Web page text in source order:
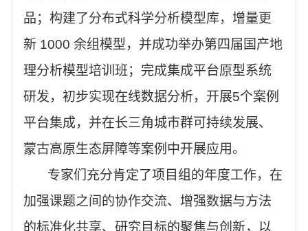
品；构建了分布式科学分析模型库，增量更
新 1000 余组模型，并成功举办第四届国产地
理分析模型培训班； 完成集成平台原型系统
研发，初步实现在线数据分析， 开展5个案例
平台集成，并在长三角城市群可持续发展、
蒙古高原生态屏障等案例中开展应用。
专家们充分肯定了项目组的年度工作，在
加强课题之间的协作交流、增强数据与方法
的标准化共享、研究目标的聚焦与创新，以